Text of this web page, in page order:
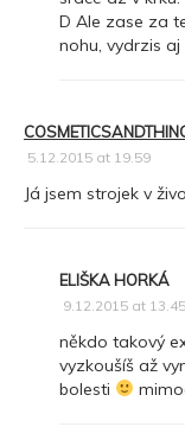
D Ale zase za
nohu, vydrzis
5.12.2015 at 19.59
Já jsem strojek v
ELIŠKA HORKÁ
9.12.2015 at 13.45
někdo takový
vyzkoušíš až
bolesti